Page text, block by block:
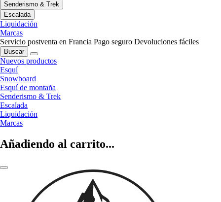
Senderismo & Trek
Escalada
Liquidación
Marcas
Servicio postventa en Francia Pago seguro Devoluciones fáciles
Buscar
Nuevos productos
Esquí
Snowboard
Esquí de montaña
Senderismo & Trek
Escalada
Liquidación
Marcas
Añadiendo al carrito...